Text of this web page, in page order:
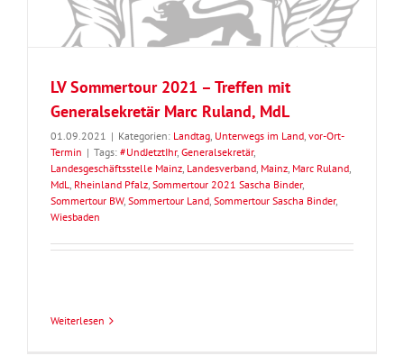
LV Sommertour 2021 – Treffen mit
Generalsekretär Marc Ruland, MdL
01.09.2021 | Kategorien: Landtag, Unterwegs im Land, vor-Ort-
Termin | Tags: #UndJetztIhr, Generalsekretär,
Landesgeschäftsstelle Mainz, Landesverband, Mainz, Marc Ruland,
MdL, Rheinland Pfalz, Sommertour 2021 Sascha Binder,
Sommertour BW, Sommertour Land, Sommertour Sascha Binder,
Wiesbaden
Weiterlesen